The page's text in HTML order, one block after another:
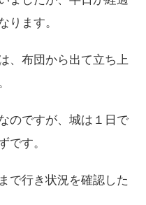
ります。
、布団から出て立ち上
のですが、城は１日で
です。
で行き状況を確認した